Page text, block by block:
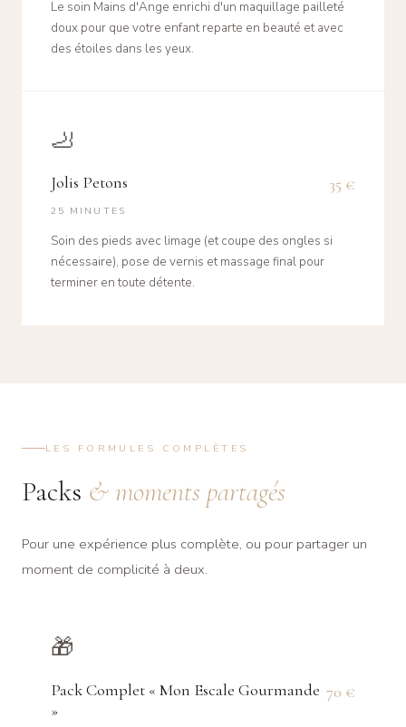
Le soin Mains d'Ange enrichi d'un maquillage pailleté
doux pour que votre enfant reparte en beauté et avec
des étoiles dans les yeux.
🦶
Jolis Petons 35 €
25 MINUTES
Soin des pieds avec limage (et coupe des ongles si
nécessaire), pose de vernis et massage final pour
terminer en toute détente.
LES FORMULES COMPLÈTES
Packs & moments partagés
Pour une expérience plus complète, ou pour partager un
moment de complicité à deux.
🎁
Pack Complet « Mon Escale Gourmande
»
70 €